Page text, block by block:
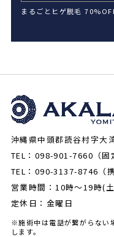
まるごとヒゲ脱毛
沖縄県中頭郡読谷村字大
TEL：098-901-7660（固
TEL：090-3137-8746（携
営業時間：10時～19時(
定休日：金曜日
※施術中は電話が繋がらない
します。